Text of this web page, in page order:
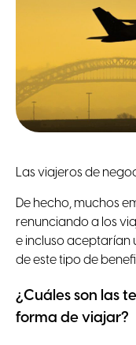
Las viajeros de
De hecho, muchos
renunciando a los
e incluso
de este tipo de
¿Cuáles son las
forma de viajar?